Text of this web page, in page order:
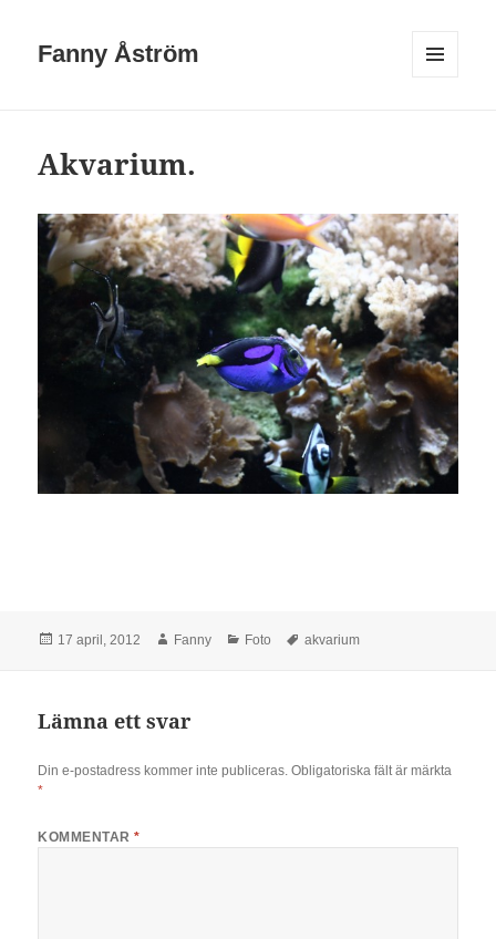
Fanny Åström
Akvarium.
Postat
17 april, 2012 Författare
Fanny Kategorier
Foto Taggar
akvarium
Lämna ett svar
Din e-postadress kommer inte publiceras. Obligatoriska fält är märkta
*
KOMMENTAR*